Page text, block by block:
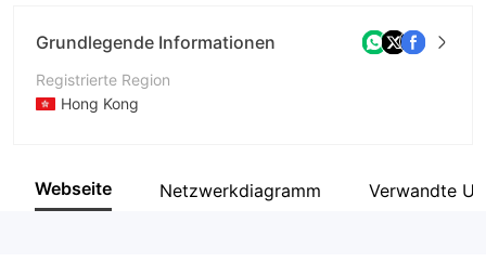
Grundlegende Informationen
Registrierte Region
Hong Kong
Unternehmen
Webseite Netzwerkdiagramm Verwandte